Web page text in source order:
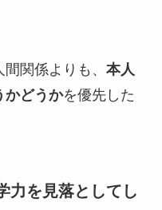
関係よりも、 本人
かどうかを優先した
力を見落としてし